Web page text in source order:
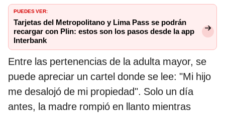
PUEDES VER:
Tarjetas del Metropolitano y Lima Pass se podrán
recargar con Plin: estos son los pasos desde la app
Interbank
Entre las pertenencias de la adulta mayor, se
puede apreciar un cartel donde se lee: "Mi hijo
me desalojó de mi propiedad". Solo un día
antes, la madre rompió en llanto mientras